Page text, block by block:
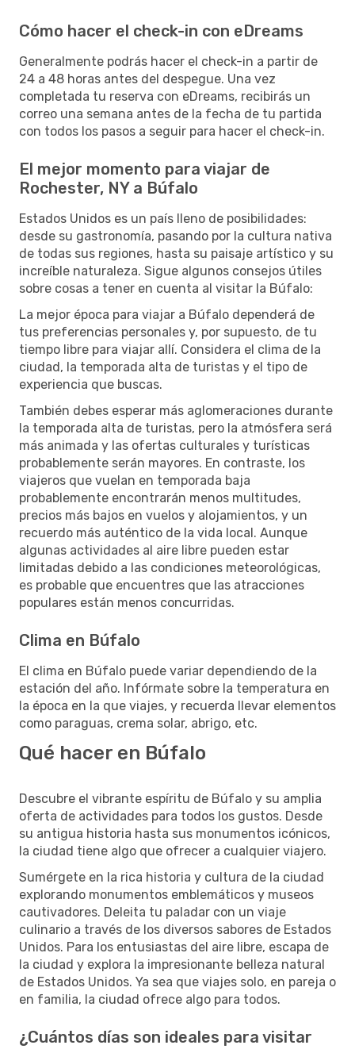
Cómo hacer el check-in con eDreams
Generalmente podrás hacer el check-in a partir de
24 a 48 horas antes del despegue. Una vez
completada tu reserva con eDreams, recibirás un
correo una semana antes de la fecha de tu partida
con todos los pasos a seguir para hacer el check-in.
El mejor momento para viajar de
Rochester, NY a Búfalo
Estados Unidos es un país lleno de posibilidades:
desde su gastronomía, pasando por la cultura nativa
de todas sus regiones, hasta su paisaje artístico y su
increíble naturaleza. Sigue algunos consejos útiles
sobre cosas a tener en cuenta al visitar la Búfalo:
La mejor época para viajar a Búfalo dependerá de
tus preferencias personales y, por supuesto, de tu
tiempo libre para viajar allí. Considera el clima de la
ciudad, la temporada alta de turistas y el tipo de
experiencia que buscas.
También debes esperar más aglomeraciones durante
la temporada alta de turistas, pero la atmósfera será
más animada y las ofertas culturales y turísticas
probablemente serán mayores. En contraste, los
viajeros que vuelan en temporada baja
probablemente encontrarán menos multitudes,
precios más bajos en vuelos y alojamientos, y un
recuerdo más auténtico de la vida local. Aunque
algunas actividades al aire libre pueden estar
limitadas debido a las condiciones meteorológicas,
es probable que encuentres que las atracciones
populares están menos concurridas.
Clima en Búfalo
El clima en Búfalo puede variar dependiendo de la
estación del año. Infórmate sobre la temperatura en
la época en la que viajes, y recuerda llevar elementos
como paraguas, crema solar, abrigo, etc.
Qué hacer en Búfalo
Descubre el vibrante espíritu de Búfalo y su amplia
oferta de actividades para todos los gustos. Desde
su antigua historia hasta sus monumentos icónicos,
la ciudad tiene algo que ofrecer a cualquier viajero.
Sumérgete en la rica historia y cultura de la ciudad
explorando monumentos emblemáticos y museos
cautivadores. Deleita tu paladar con un viaje
culinario a través de los diversos sabores de Estados
Unidos. Para los entusiastas del aire libre, escapa de
la ciudad y explora la impresionante belleza natural
de Estados Unidos. Ya sea que viajes solo, en pareja o
en familia, la ciudad ofrece algo para todos.
¿Cuántos días son ideales para visitar